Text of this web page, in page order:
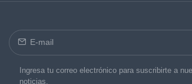
Ingresa tu correo electrónico para suscribirte a
noticias.